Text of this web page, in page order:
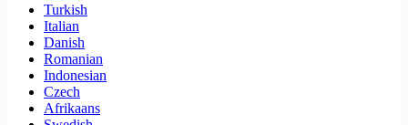
Turkish
Italian
Danish
Romanian
Indonesian
Czech
Afrikaans